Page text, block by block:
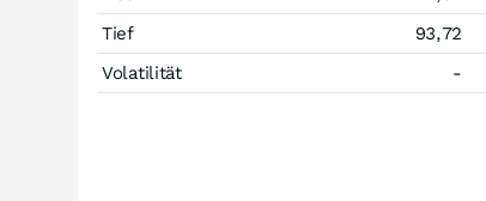
Tief
93,72
Volatilität
-